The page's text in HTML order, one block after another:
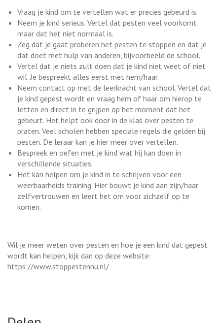
Vraag je kind om te vertellen wat er precies gebeurd is.
Neem je kind serieus. Vertel dat pesten veel voorkomt
maar dat het niet normaal is.
Zeg dat je gaat proberen het pesten te stoppen en dat je
dat doet met hulp van anderen, bijvoorbeeld de school.
Vertel dat je niets zult doen dat je kind niet weet of niet
wil. Je bespreekt alles eerst met hem/haar.
Neem contact op met de leerkracht van school. Vertel dat
je kind gepest wordt en vraag hem of haar om hierop te
letten en direct in te grijpen op het moment dat het
gebeurt. Het helpt ook door in de klas over pesten te
praten. Veel scholen hebben speciale regels die gelden bij
pesten. De leraar kan je hier meer over vertellen.
Bespreek en oefen met je kind wat hij kan doen in
verschillende situaties.
Het kan helpen om je kind in te schrijven voor een
weerbaarheids training. Hier bouwt je kind aan zijn/haar
zelfvertrouwen en leert het om voor zichzelf op te
komen.
Wil je meer weten over pesten en hoe je een kind dat gepest
wordt kan helpen, kijk dan op deze website:
https://www.stoppestennu.nl/